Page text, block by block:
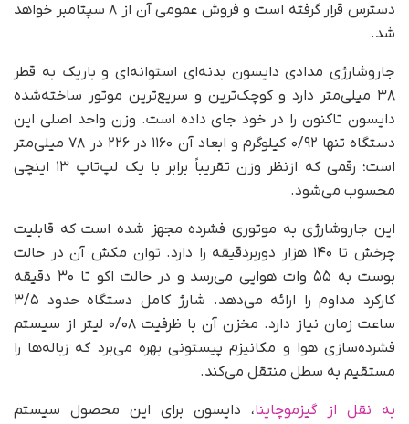
دسترس قرار گرفته است و فروش عمومی آن از ۸ سپتامبر خواهد
شد.
جاروشارژی مدادی دایسون بدنه‌ای استوانه‌ای و باریک به قطر
۳۸ میلی‌متر دارد و کوچک‌ترین و سریع‌ترین موتور ساخته‌شده
دایسون تاکنون را در خود جای داده است. وزن واحد اصلی این
دستگاه تنها ۰/۹۲ کیلوگرم و ابعاد آن ۱۱۶۰ در ۲۲۶ در ۷۸ میلی‌متر
است؛ رقمی که ازنظر وزن تقریباً برابر با یک لپ‌تاپ ۱۳ اینچی
محسوب می‌شود.
این جاروشارژی به موتوری فشرده مجهز شده است که قابلیت
چرخش تا ۱۴۰ هزار دوربردقیقه را دارد. توان مکش آن در حالت
بوست به ۵۵ وات هوایی می‌رسد و در حالت اکو تا ۳۰ دقیقه
کارکرد مداوم را ارائه می‌دهد. شارژ کامل دستگاه حدود ۳/۵
ساعت زمان نیاز دارد. مخزن آن با ظرفیت ۰/۰۸ لیتر از سیستم
فشرده‌سازی هوا و مکانیزم پیستونی بهره می‌برد که زباله‌ها را
مستقیم به سطل منتقل می‌کند.
به نقل از گیزموچاینا، دایسون برای این محصول سیستم